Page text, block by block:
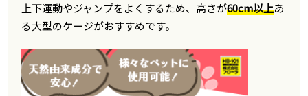
上下運動やジャンプをよくするため、高さが60cm以上あ
る大型のケージがおすすめです。